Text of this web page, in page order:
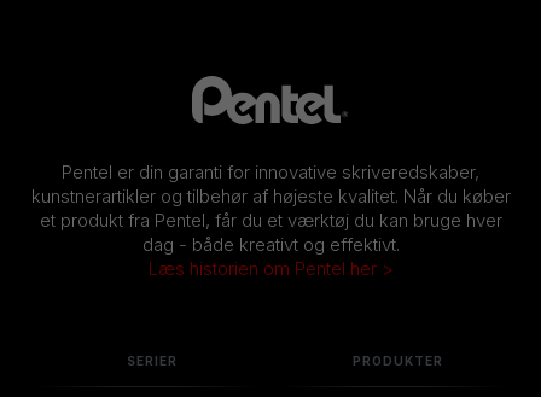
Pentel er din garanti for innovative skriveredskaber,
kunstnerartikler og tilbehør af højeste kvalitet. Når du køber
et produkt fra Pentel, får du et værktøj du kan bruge hver
dag - både kreativt og effektivt.
Læs historien om Pentel her >
SERIER PRODUKTER